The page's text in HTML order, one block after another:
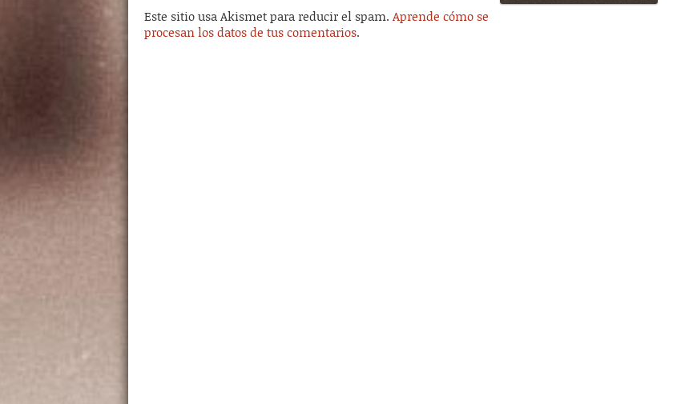
Este sitio usa Akismet para reducir el spam. Aprende cómo se
procesan los datos de tus comentarios.